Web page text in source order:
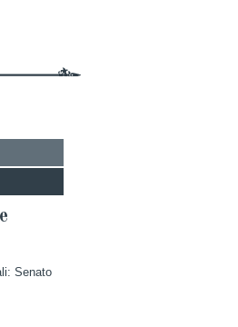
Senato